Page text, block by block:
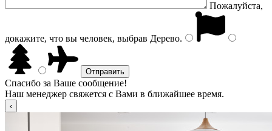
Пожалуйста,
докажите, что вы человек, выбрав Дерево.
Спасибо за Ваше сообщение!
Наш менеджер свяжется с Вами в ближайшее время.